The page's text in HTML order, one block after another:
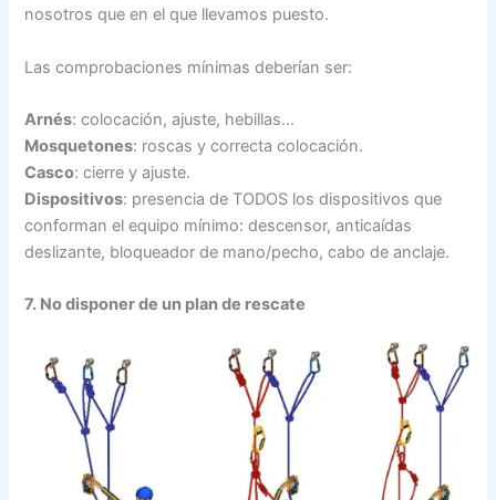
nosotros que en el que llevamos puesto.
Las comprobaciones mínimas deberían ser:
Arnés: colocación, ajuste, hebillas…
Mosquetones: roscas y correcta colocación.
Casco: cierre y ajuste.
Dispositivos: presencia de TODOS los dispositivos que
conforman el equipo mínimo: descensor, anticaídas
deslizante, bloqueador de mano/pecho, cabo de anclaje.
7. No disponer de un plan de rescate